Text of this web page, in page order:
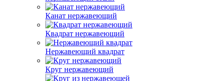
Канат нержавеющий
Квадрат нержавеющий
Нержавеющий квадрат
Круг нержавеющий